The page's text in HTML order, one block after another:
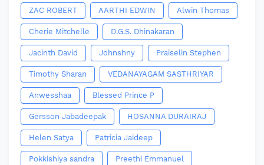
ZAC ROBERT AARTHI EDWIN Alwin Thomas
Cherie Mitchelle D.G.S. Dhinakaran
Jacinth David Johnshny Praiselin Stephen
Timothy Sharan VEDANAYAGAM SASTHRIYAR
Anwesshaa Blessed Prince P
Gersson Jabadeepak HOSANNA DURAIRAJ
Helen Satya Patricia Jaideep
Pokkishiya sandra Preethi Emmanuel